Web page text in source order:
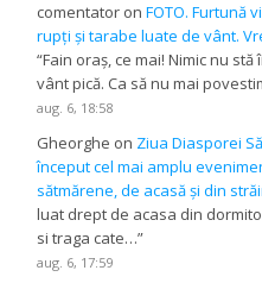
comentator onFOTO. Furtună
rupți și tarabe luate de vânt.
“Fain oraș, ce mai! Nimic nu
vânt pică. Ca să nu mai
aug. 6, 18:58
Gheorghe on Ziua Diasporei
început cel mai amplu
sătmărene, de acasă și din
luat drept de acasa din
si traga cate…”
aug. 6, 17:59